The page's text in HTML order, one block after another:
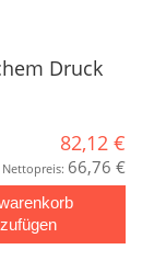
Druck
82,12 €
Nettopreis: 66,76 €